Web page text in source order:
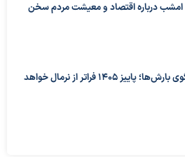
امشب درباره اقتصاد و معیشت مردم سخن
تغییر الگوی بارش‌ها؛ پاییز ۱۴۰۵ فراتر از نرمال خواهد